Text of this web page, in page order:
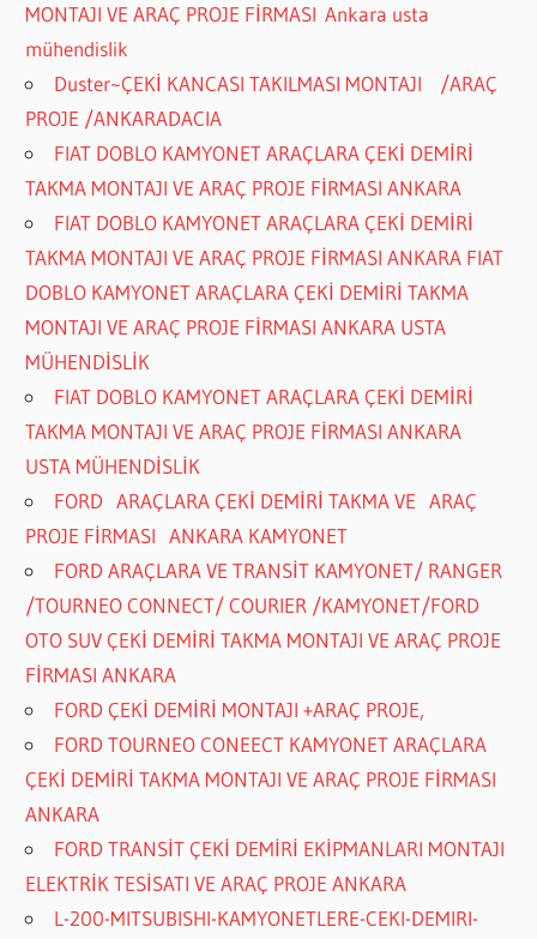
MONTAJI VE ARAÇ PROJE FİRMASI Ankara usta
mühendislik
Duster~ÇEKİ KANCASI TAKILMASI MONTAJI /ARAÇ
PROJE /ANKARADACIA
FIAT DOBLO KAMYONET ARAÇLARA ÇEKİ DEMİRİ
TAKMA MONTAJI VE ARAÇ PROJE FİRMASI ANKARA
FIAT DOBLO KAMYONET ARAÇLARA ÇEKİ DEMİRİ
TAKMA MONTAJI VE ARAÇ PROJE FİRMASI ANKARA FIAT
DOBLO KAMYONET ARAÇLARA ÇEKİ DEMİRİ TAKMA
MONTAJI VE ARAÇ PROJE FİRMASI ANKARA USTA
MÜHENDİSLİK
FIAT DOBLO KAMYONET ARAÇLARA ÇEKİ DEMİRİ
TAKMA MONTAJI VE ARAÇ PROJE FİRMASI ANKARA
USTA MÜHENDİSLİK
FORD ARAÇLARA ÇEKİ DEMİRİ TAKMA VE ARAÇ
PROJE FİRMASI ANKARA KAMYONET
FORD ARAÇLARA VE TRANSİT KAMYONET/ RANGER
/TOURNEO CONNECT/ COURIER /KAMYONET/FORD
OTO SUV ÇEKİ DEMİRİ TAKMA MONTAJI VE ARAÇ PROJE
FİRMASI ANKARA
FORD ÇEKİ DEMİRİ MONTAJI +ARAÇ PROJE,
FORD TOURNEO CONEECT KAMYONET ARAÇLARA
ÇEKİ DEMİRİ TAKMA MONTAJI VE ARAÇ PROJE FİRMASI
ANKARA
FORD TRANSİT ÇEKİ DEMİRİ EKİPMANLARI MONTAJI
ELEKTRİK TESİSATI VE ARAÇ PROJE ANKARA
L-200-MITSUBISHI-KAMYONETLERE-CEKI-DEMIRI-